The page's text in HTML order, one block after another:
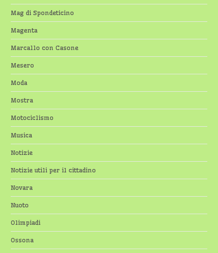
Mag di Spondeticino
Magenta
Marcallo con Casone
Mesero
Moda
Mostra
Motociclismo
Musica
Notizie
Notizie utili per il cittadino
Novara
Nuoto
Olimpiadi
Ossona